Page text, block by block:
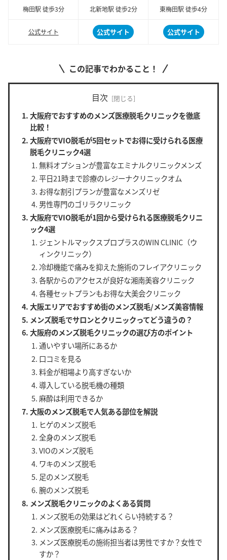
梅田駅 徒歩3分 北新地駅 徒歩2分 東梅田駅 徒歩4分
公式サイト 公式サイト 公式サイト
この記事でわかること！
目次
大阪府でおすすめのメンズ医療脱毛クリニックを徹底
比較！
大阪府でVIO脱毛が5回セットでお得に受けられる医療
脱毛クリニック4選
無料オプションが豊富なエミナルクリニックメンズ
平日21時まで診療のレジーナクリニックオム
お得な割引プランが豊富なメンズリゼ
男性専門のゴリラクリニック
大阪府でVIO脱毛が1回から受けられる医療脱毛クリニ
ック4選
ジェントルマックスプロプラスのWIN CLINIC（ウ
ィンクリニック）
冷却機能で痛みを抑えた施術のフレイアクリニック
各駅からのアクセスが良好な湘南美容クリニック
各種セットプランもお得な大美会クリニック
大阪エリアでおすすめ街のメンズ脱毛/メンズ美容情報
メンズ脱毛でサロンとクリニックってどう違うの？
大阪府のメンズ脱毛クリニックの選び方のポイント
通いやすい場所にあるか
口コミを見る
料金が相場より高すぎないか
導入している脱毛機の種類
麻酔は利用できるか
大阪のメンズ脱毛で人気ある部位を解説
ヒゲのメンズ脱毛
全身のメンズ脱毛
VIOのメンズ脱毛
ワキのメンズ脱毛
足のメンズ脱毛
腕のメンズ脱毛
メンズ脱毛クリニックのよくある質問
メンズ脱毛の効果はどれくらい持続する？
メンズ医療脱毛に痛みはある？
メンズ医療脱毛の施術担当者は男性ですか？女性で
すか？